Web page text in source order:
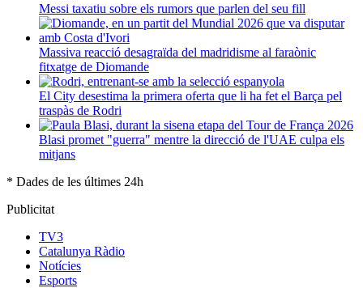
Messi taxatiu sobre els rumors que parlen del seu fill
Massiva reacció desagraïda del madridisme al faraònic
fitxatge de Diomande
El City desestima la primera oferta que li ha fet el Barça pel
traspàs de Rodri
Blasi promet "guerra" mentre la direcció de l'UAE culpa els
mitjans
* Dades de les últimes 24h
Publicitat
TV3
Catalunya Ràdio
Notícies
Esports